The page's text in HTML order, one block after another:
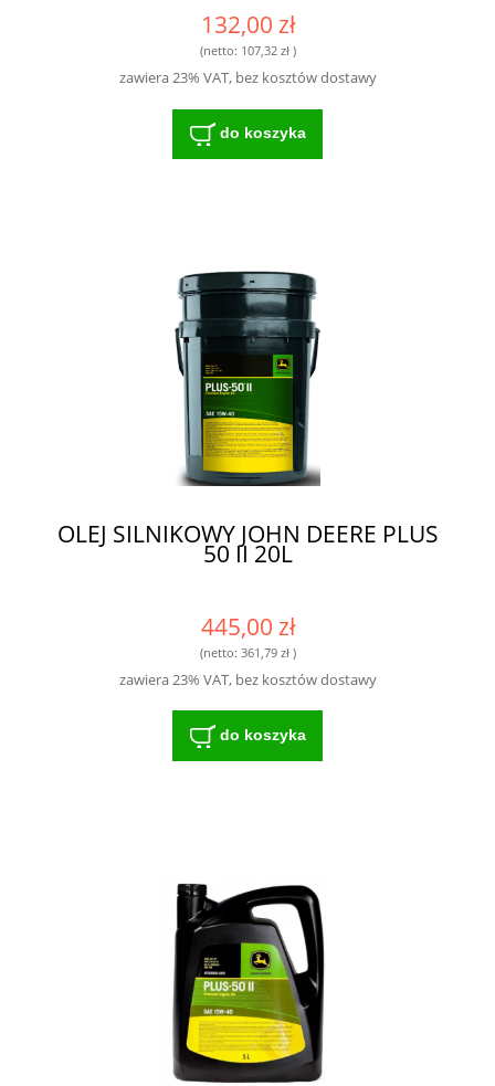
132,00 zł
(netto: 107,32 zł)
zawiera 23% VAT, bez kosztów dostawy
do koszyka
OLEJ SILNIKOWY JOHN DEERE PLUS
50 II 20L
445,00 zł
(netto: 361,79 zł)
zawiera 23% VAT, bez kosztów dostawy
do koszyka